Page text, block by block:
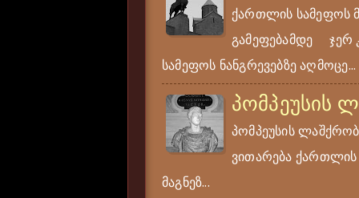
ქართლის სამეფოს
გამეფებამდე ჯერ
სამეფოს ნანგრევებზე აღმოცე...
პომპეუსის
პომპეუსის
ვითარება ქართლის
მაგნეზ...